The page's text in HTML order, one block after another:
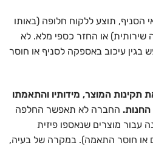
הסניף, תוצע ללקוח חלופה (באותו
שירותית) או החזר כספי מלא. לא
עיכוב באספקה לסניף או חוסר
תקינות המוצר, מידותיו והתאמתו
החברה לא תאפשר החלפה
עבור מוצרים שנאספו פיזית
או חוסר התאמה). במקרה של בעיה,